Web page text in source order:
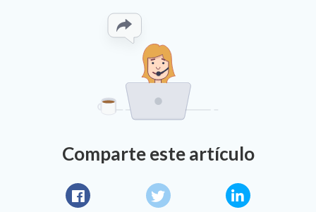
Comparte este artículo
Twitter LinkedIn